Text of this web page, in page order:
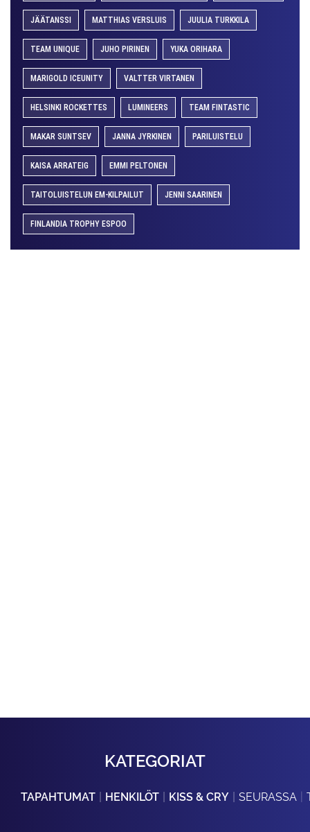
JÄÄTANSSI MATTHIAS VERSLUIS JUULIA TURKKILA
TEAM UNIQUE JUHO PIRINEN YUKA ORIHARA
MARIGOLD ICEUNITY VALTTER VIRTANEN
HELSINKI ROCKETTES LUMINEERS TEAM FINTASTIC
MAKAR SUNTSEV JANNA JYRKINEN PARILUISTELU
KAISA ARRATEIG EMMI PELTONEN
TAITOLUISTELUN EM-KILPAILUT JENNI SAARINEN
FINLANDIA TROPHY ESPOO
KATEGORIAT
TAPAHTUMAT HENKILÖT KISS & CRY SEURASSA